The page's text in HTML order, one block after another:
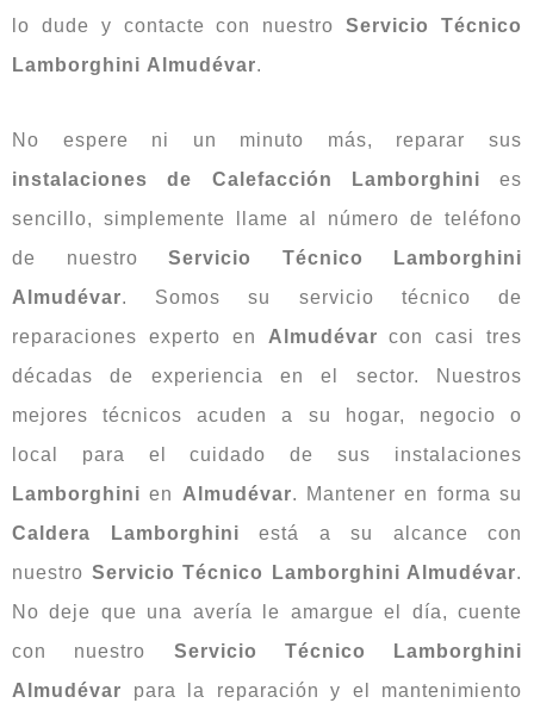
lo dude y contacte con nuestroServicio Técnico
Lamborghini Almudévar.
No espere ni un minuto más, reparar sus
instalaciones
de Calefacción Lamborghini es
sencillo, simplemente llame al número de teléfono
de nuestro Servicio Técnico Lamborghini
Almudévar. Somos su servicio técnico de
reparaciones experto en Almudévar con casi tres
décadas de experiencia en el sector. Nuestros
mejores técnicos acuden a su hogar, negocio o
local para el cuidado de sus instalaciones
Lamborghini en Almudévar. Mantener en forma su
Caldera Lamborghini está a su alcance con
nuestro Servicio Técnico Lamborghini Almudévar.
No deje que una avería le amargue el día, cuente
con nuestro Servicio Técnico Lamborghini
Almudévar para la reparación y el mantenimiento